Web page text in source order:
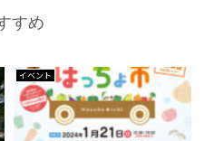
すめ
イベント